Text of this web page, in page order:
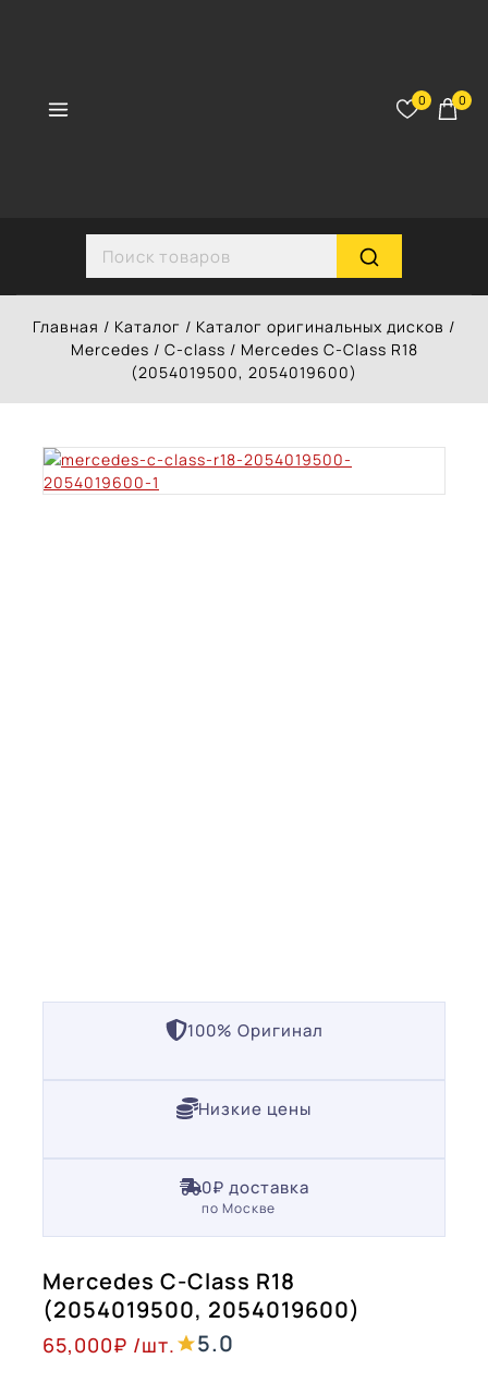
0 0
Главная / Каталог / Каталог оригинальных дисков /
Mercedes / C-class / Mercedes C-Class R18
(2054019500, 2054019600)
100% Оригинал
Низкие цены
0₽ доставка
по Москве
Mercedes C-Class R18
(2054019500, 2054019600)
65,000₽ /шт. 5.0